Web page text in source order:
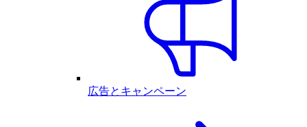
広告とキャンペーン